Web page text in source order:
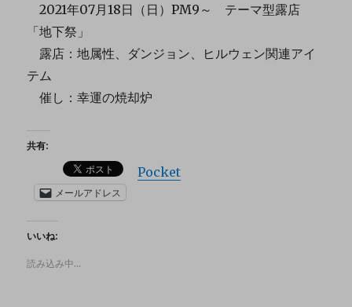
2021年07月18日（日）PM9～ テーマ型露店
「地下祭」
露店：地属性、ダンジョン、ヒルウェン関連アイ
テム
催し：幸運の焼却炉
共有:
Pocket
メールアドレス
いいね:
読み込み中…